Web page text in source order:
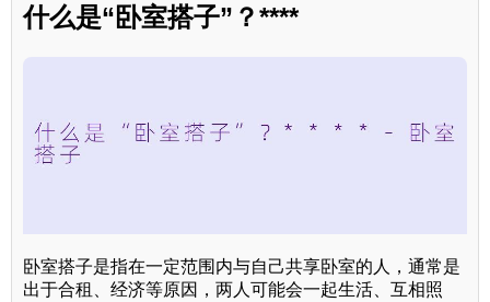
什么是“卧室搭子”？****
卧室搭子是指在一定范围内与自己共享卧室的人，通常是
出于合租、经济等原因，两人可能会一起生活、互相照